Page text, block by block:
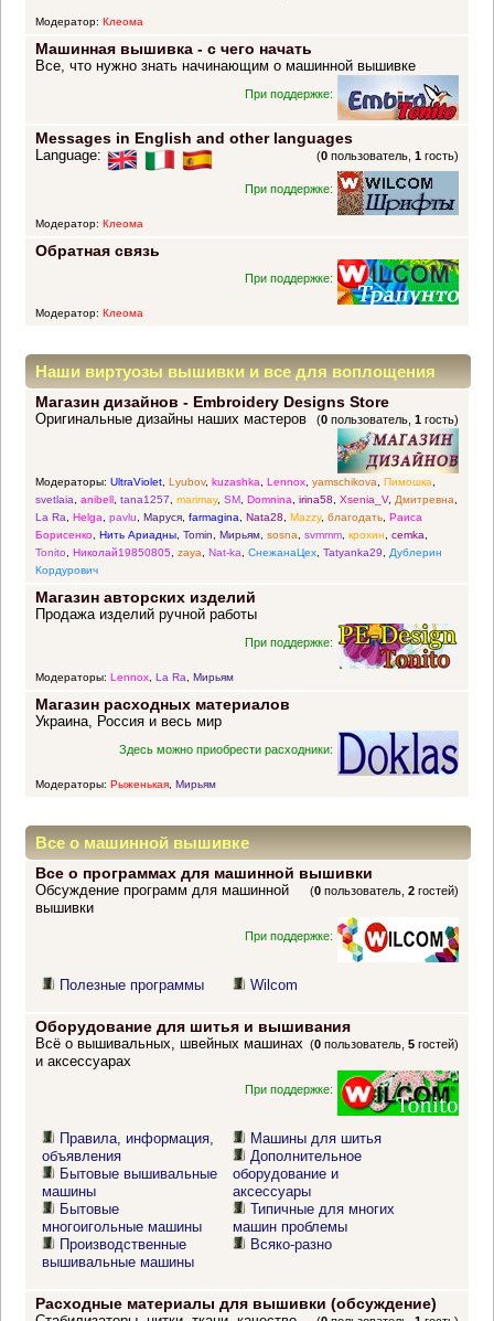
Модератор: Клеома
Машинная вышивка - с чего начать
Все, что нужно знать начинающим о машинной вышивке
При поддержке:
Messages in English and other languages
(0 пользователь,1 гость)
Language:
При поддержке:
Модератор: Клеома
Обратная связь
При поддержке:
Модератор: Клеома
Наши виртуозы вышивки и все для воплощения
прекрасных идей
Магазин дизайнов - Embroidery Designs Store
(0 пользователь,1 гость)
Оригинальные дизайны наших мастеров
Модераторы: UltraViolet, Lyubov, kuzashka, Lennox, yamschikova, Пимошка,
svetlaia, anibell, tana1257, marimay, SM, Domnina, irina58, Xsenia_V, Дмитревна,
La Ra, Helga, pavlu, Маруся, farmagina, Nata28, Mazzy, благодать, Раиса
Борисенко, Нить Ариадны, Tomin, Мирьям, sosna, svmmm, крохин, cemka,
Tonito, Николай19850805, zaya, Nat-ka, СнежанаЦех, Tatyanka29, Дублерин
Кордурович
Магазин авторских изделий
Продажа изделий ручной работы
При поддержке:
Модераторы: Lennox, La Ra, Мирьям
Магазин расходных материалов
Украина, Россия и весь мир
Здесь можно приобрести расходники:
Модераторы: Рыженькая, Мирьям
Все о машинной вышивке
Все о программах для машинной вышивки
(0 пользователь,2 гостей)
Обсуждение программ для машинной
вышивки
При поддержке:
Полезные программы Wilcom
Оборудование для шитья и вышивания
(0 пользователь,5 гостей)
Всё о вышивальных, швейных машинах
и аксессуарах
При поддержке:
Правила, информация,
объявления
Бытовые вышивальные
машины
Бытовые
многоигольные машины
Производственные
вышивальные машины
Машины для шитья
Дополнительное
оборудование и
аксессуары
Типичные для многих
машин проблемы
Всяко-разно
Расходные материалы для вышивки (обсуждение)